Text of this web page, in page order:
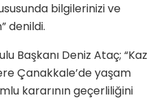
bilgilerinizi ve
denildi.
Başkanı Deniz Ataç; “Kaz
Çanakkale’de yaşam
kararının geçerliliğini